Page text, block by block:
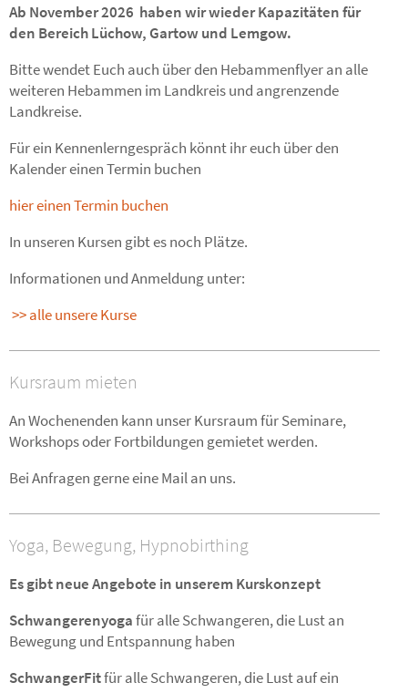
Ab November 2026 haben wir wieder Kapazitäten für
den Bereich Lüchow, Gartow und Lemgow.
Bitte wendet Euch auch über den Hebammenflyer an alle
weiteren Hebammen im Landkreis und angrenzende
Landkreise.
Für ein Kennenlerngespräch könnt ihr euch über den
Kalender einen Termin buchen
hier einen Termin buchen
In unseren Kursen gibt es noch Plätze.
Informationen und Anmeldung unter:
>> alle unsere Kurse
Kursraum mieten
An Wochenenden kann unser Kursraum für Seminare,
Workshops oder Fortbildungen gemietet werden.
Bei Anfragen gerne eine Mail an uns.
Yoga, Bewegung, Hypnobirthing
Es gibt neue Angebote in unserem Kurskonzept
Schwangerenyogafür alle Schwangeren, die Lust an
Bewegung und Entspannung haben
SchwangerFitfür alle Schwangeren, die Lust auf ein